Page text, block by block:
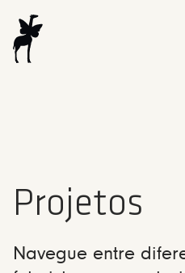
Projetos
Navegue entre